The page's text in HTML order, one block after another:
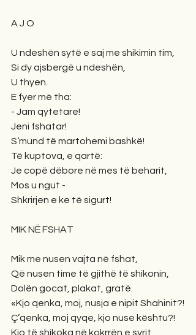
A J O
U ndeshën sytë e saj me shikimin tim,
Si dy ajsbergë u ndeshën,
U thyen.
E fyer më tha:
- Jam qytetare!
Jeni fshatar!
S’mund të martohemi bashkë!
Të kuptova, e qartë:
Je copë dëbore në mes të beharit,
Mos u ngut -
Shkrirjen e ke të sigurt!
MIK NË FSHAT
Mik me nusen vajta në fshat,
Që nusen time të gjithë të shikonin,
Dolën gocat, plakat, gratë.
«Kjo qenka, moj, nusja e nipit Shahinit?!
Ç’qenka, moj qyqe, kjo nuse kështu?!
Kjo të shikoka në kokrrën e syrit,